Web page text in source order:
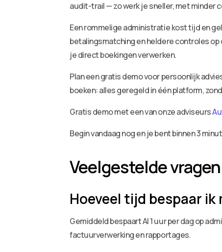
audit-trail — zo werk je sneller, met minder
Een rommelige administratie kost tijd en
betalingsmatching en heldere controles op
je direct boekingen verwerken.
Plan een gratis demo voor persoonlijk
boeken: alles geregeld in één platform,
Gratis demo met een van onze adviseurs
Begin vandaag nog en je bent binnen 3
Veelgestelde vragen
Hoeveel tijd bespaar
Gemiddeld bespaart AI 1 uur per dag op
factuurverwerking en rapportages.